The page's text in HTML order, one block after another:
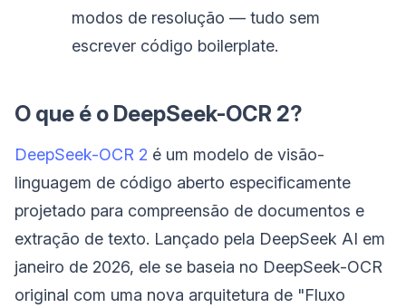
modos de resolução — tudo sem
escrever código boilerplate.
O que é o DeepSeek-OCR 2?
DeepSeek-OCR 2 é um modelo de visão-
linguagem de código aberto especificamente
projetado para compreensão de documentos e
extração de texto. Lançado pela DeepSeek AI em
janeiro de 2026, ele se baseia no DeepSeek-OCR
original com uma nova arquitetura de "Fluxo